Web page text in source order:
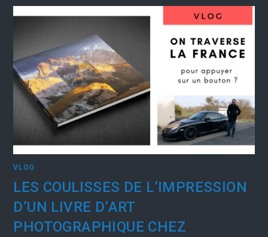
VLOG
LES COULISSES DE L’IMPRESSION
D’UN LIVRE D’ART
PHOTOGRAPHIQUE CHEZ